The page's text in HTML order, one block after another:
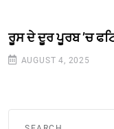
ਰੂਸ ਦੇ ਦੂਰ ਪੂਰਬ ’ਚ
AUGUST 4, 2025